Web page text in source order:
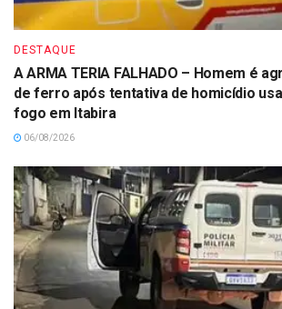
DESTAQUE
A ARMA TERIA FALHADO – Homem é
de ferro após tentativa de homicídio
fogo em Itabira
06/08/2026